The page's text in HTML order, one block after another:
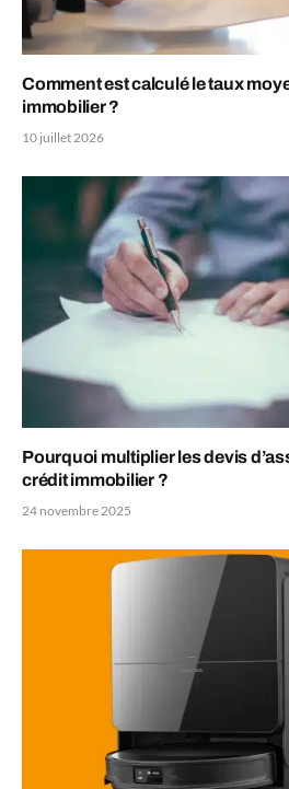
Comment est calculé le taux
immobilier ?
10 juillet 2026
Pourquoi multiplier les devis
crédit immobilier ?
24 novembre 2025